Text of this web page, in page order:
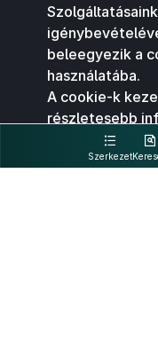
Szerkezet
Szolgáltatásaink
beleegyezik a
használatába.
A cookie-k
részletesebb
kattintva